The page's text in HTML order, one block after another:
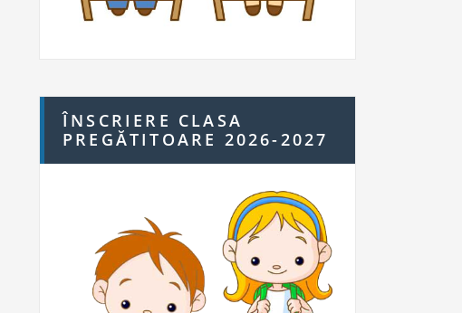
ÎNSCRIERE CLASA
PREGĂTITOARE 2026-2027